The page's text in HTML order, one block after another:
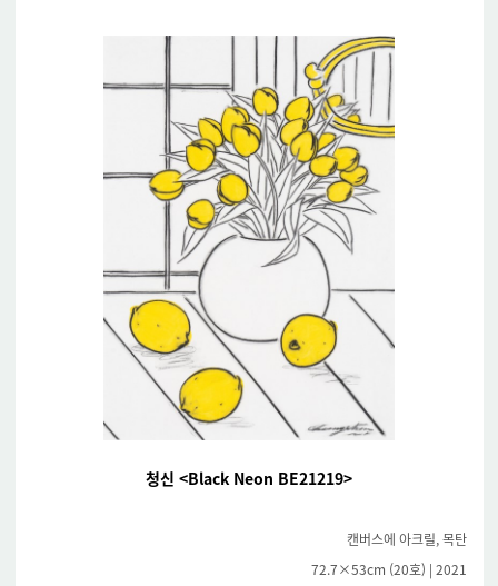
청신 <Black Neon BE21219>
캔버스에 아크릴, 목탄
72.7×53cm (20호) | 2021